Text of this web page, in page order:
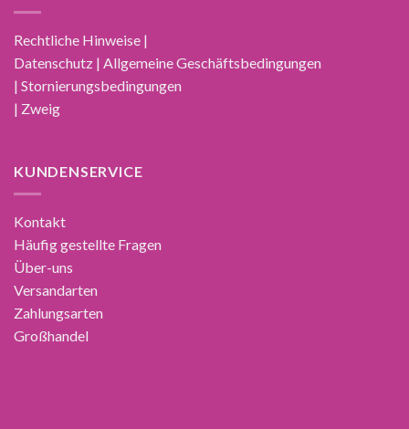
Rechtliche Hinweise |
Datenschutz | Allgemeine Geschäftsbedingungen
| Stornierungsbedingungen
| Zweig
KUNDENSERVICE
Kontakt
Häufig gestellte Fragen
Über-uns
Versandarten
Zahlungsarten
Großhandel